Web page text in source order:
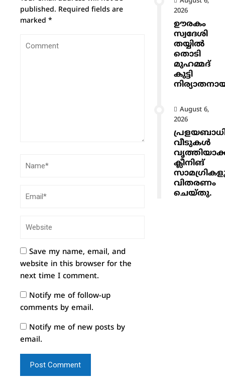
published. Required fields are
marked *
Save my name, email, and
website in this browser for the
next time I comment.
Notify me of follow-up
comments by email.
Notify me of new posts by
email.
2026
ഊരകം
സ്വദേശി
തയ്യിൽ
തൊടി
മുഹമ്മദ്
കുട്ടി
August 6,
2026
വീടുകൾ
ക്ലീനിങ്
വിതരണം
ചെയ്തു.